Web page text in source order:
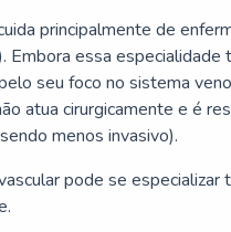
principalmente de
Embora essa especialidade
seu foco no sistema
atua cirurgicamente e é
menos invasivo).
pode se